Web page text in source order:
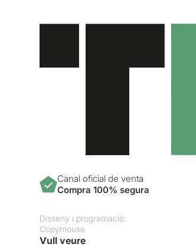
Canal oficial de venta
Compra 100% segura
Disseny i programació:
Copymouse
Vull veure